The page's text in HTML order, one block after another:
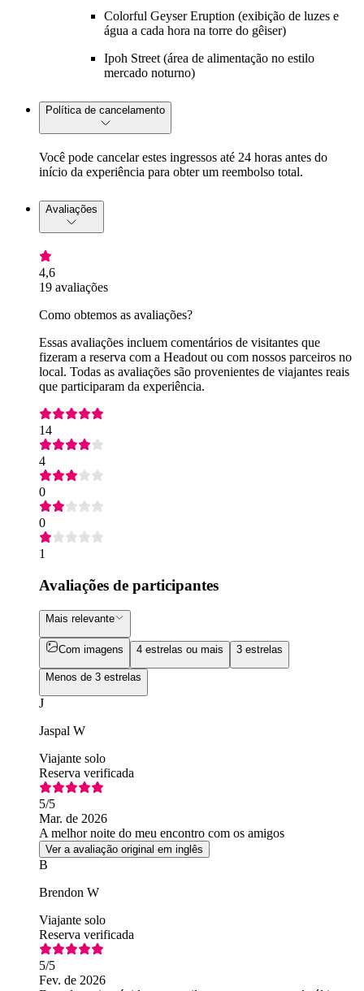
Colorful Geyser Eruption (exibição de luzes e
água a cada hora na torre do gêiser)
Ipoh Street (área de alimentação no estilo
mercado noturno)
Política de cancelamento
Você pode cancelar estes ingressos até 24 horas antes do
início da experiência para obter um reembolso total.
Avaliações
4,6
19 avaliações
Como obtemos as avaliações?
Essas avaliações incluem comentários de visitantes que
fizeram a reserva com a Headout ou com nossos parceiros no
local. Todas as avaliações são provenientes de viajantes reais
que participaram da experiência.
14
4
0
0
1
Avaliações de participantes
Mais relevante
Com imagens 4 estrelas ou mais 3 estrelas
Menos de 3 estrelas
J
Jaspal W
Viajante solo
Reserva verificada
5/5
Mar. de 2026
A melhor noite do meu encontro com os amigos
Ver a avaliação original em inglês
B
Brendon W
Viajante solo
Reserva verificada
5/5
Fev. de 2026